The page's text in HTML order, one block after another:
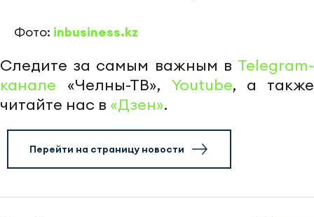
Фото: inbusiness.kz
Следите за самым важным в Telegram-
канале «Челны-ТВ», Youtube, а также
читайте нас в «Дзен».
Перейти на страницу новости